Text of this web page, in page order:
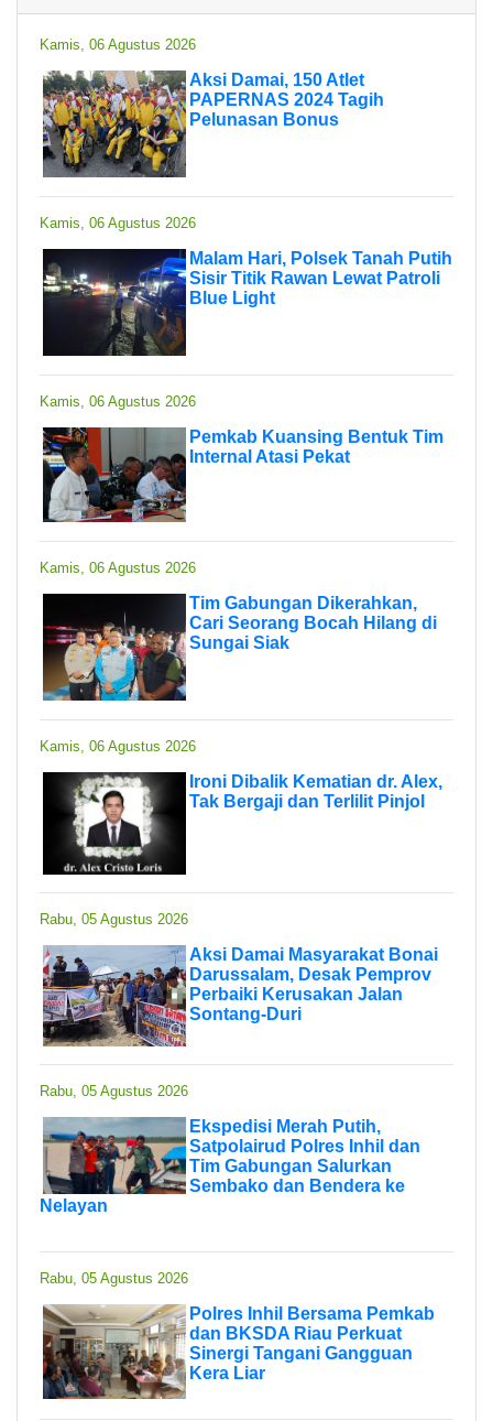
Kamis, 06 Agustus 2026
Aksi Damai, 150 Atlet
PAPERNAS 2024 Tagih
Pelunasan Bonus
Kamis, 06 Agustus 2026
Malam Hari, Polsek Tanah Putih
Sisir Titik Rawan Lewat Patroli
Blue Light
Kamis, 06 Agustus 2026
Pemkab Kuansing Bentuk Tim
Internal Atasi Pekat
Kamis, 06 Agustus 2026
Tim Gabungan Dikerahkan,
Cari Seorang Bocah Hilang di
Sungai Siak
Kamis, 06 Agustus 2026
Ironi Dibalik Kematian dr. Alex,
Tak Bergaji dan Terlilit Pinjol
Rabu, 05 Agustus 2026
Aksi Damai Masyarakat Bonai
Darussalam, Desak Pemprov
Perbaiki Kerusakan Jalan
Sontang-Duri
Rabu, 05 Agustus 2026
Ekspedisi Merah Putih,
Satpolairud Polres Inhil dan
Tim Gabungan Salurkan
Sembako dan Bendera ke
Nelayan
Rabu, 05 Agustus 2026
Polres Inhil Bersama Pemkab
dan BKSDA Riau Perkuat
Sinergi Tangani Gangguan
Kera Liar